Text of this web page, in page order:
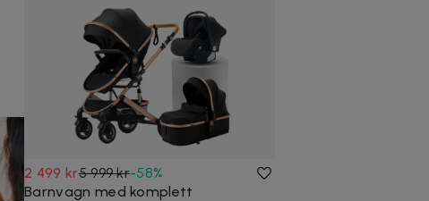
2 499 kr5 999 kr-58%
Barnvagn med komplett